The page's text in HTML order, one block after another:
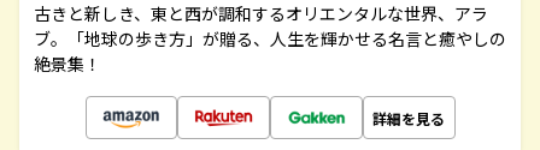
古きと新しき、東と西が調和するオリエンタルな世界、アラ
ブ。「地球の歩き方」が贈る、人生を輝かせる名言と癒やしの
絶景集！
詳細を見る